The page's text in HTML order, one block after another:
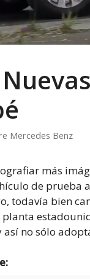
Mercedes Benz
más
de
todavía bien
así no sólo